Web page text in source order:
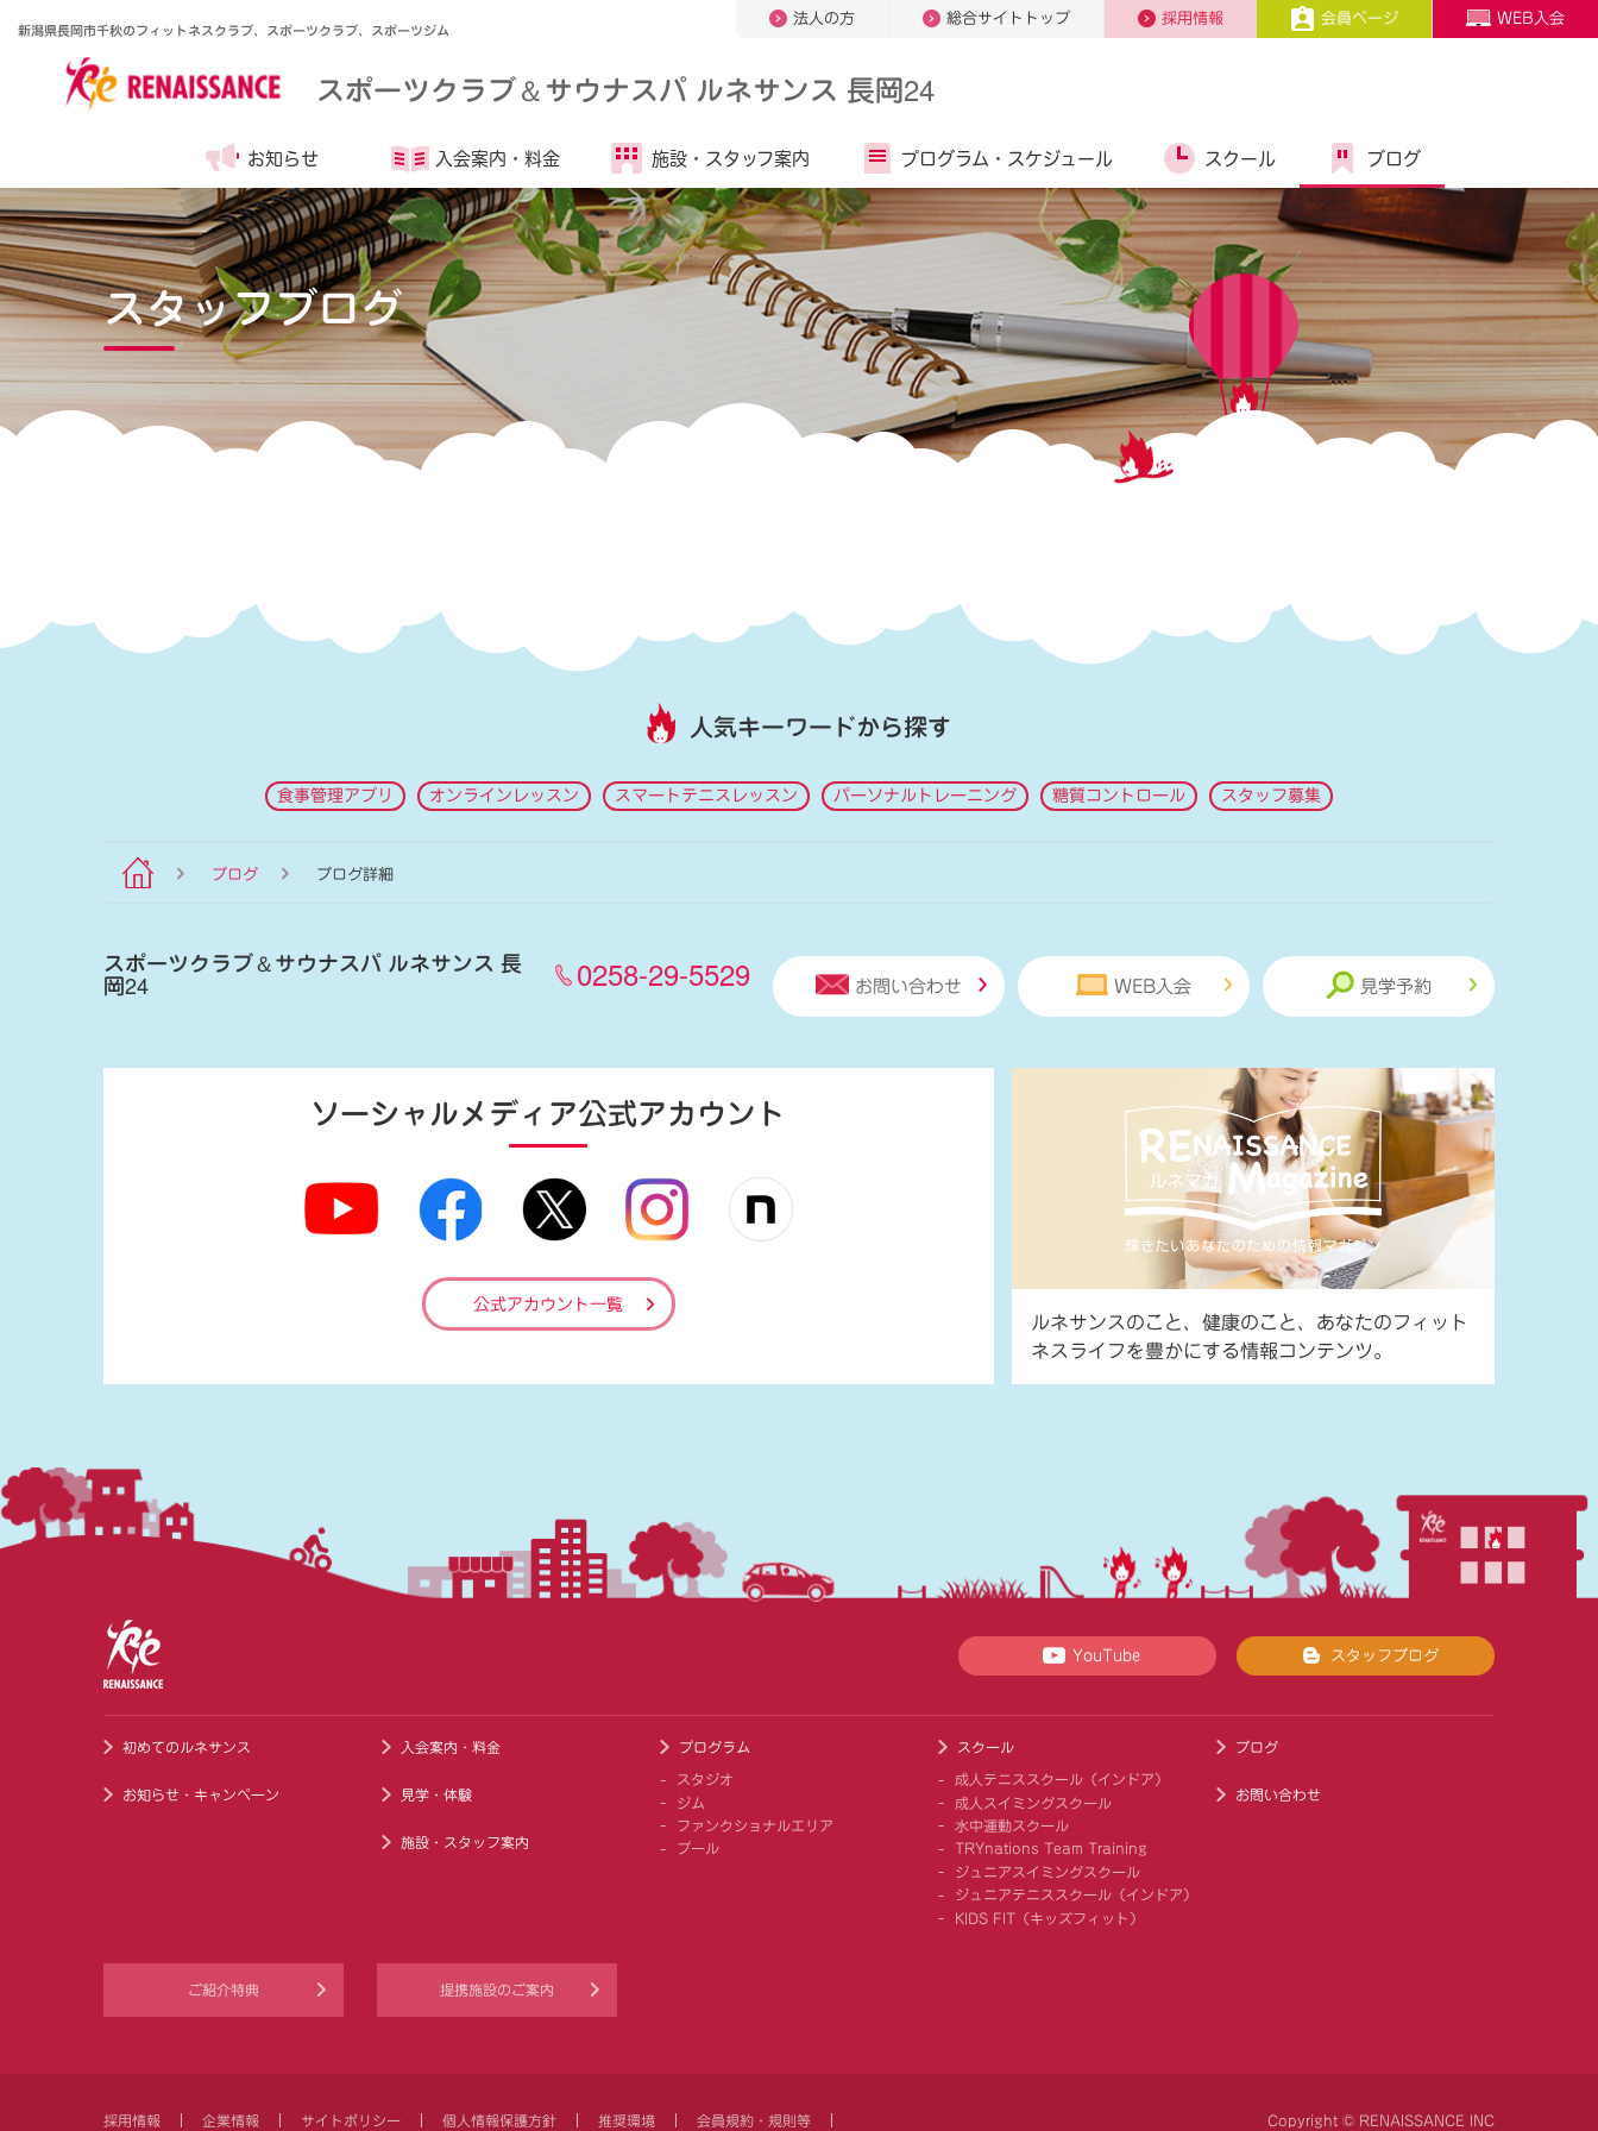
新潟県長岡市千秋のフィットネスクラブ、スポーツクラブ、スポーツジム
法人の方 総合サイトトップ 採用情報 会員ページ WEB入会
スポーツクラブ＆サウナスパ ルネサンス 長岡24
お知らせ 入会案内・ 料金 施設・ スタッフ案内 プログラム・ スケジュール スクール ブログ
スタッフブログ
人気キーワードから探す
食事管理アプリ オンラインレッスン スマートテニスレッスン パーソナルトレーニング 糖質コントロール スタッフ募集
ブログ ブログ詳細
スポーツクラブ＆サウナスパ ルネサンス 長
岡24 0258-29-5529 お問い合わせ WEB入会 見学予約
ソーシャルメディア公式アカウント
公式アカウント一覧
ルネサンスのこと、健康のこと、あなたのフィット
ネスライフを豊かにする情報コンテンツ。
YouTube スタッフブログ
初めてのルネサンス
お知らせ・キャンペーン
入会案内・料金
見学・体験
施設・スタッフ案内
プログラム
スタジオ
ジム
ファンクショナルエリア
プール
スクール
成人テニススクール（インドア）
成人スイミングスクール
水中運動スクール
TRYnations Team Training
ジュニアスイミングスクール
ジュニアテニススクール（インドア）
KIDS FIT（キッズフィット）
ブログ
お問い合わせ
ご紹介特典 提携施設のご案内
採用情報 企業情報 サイトポリシー 個人情報保護方針 推奨環境 会員規約・規則等 Copyright © RENAISSANCE INC